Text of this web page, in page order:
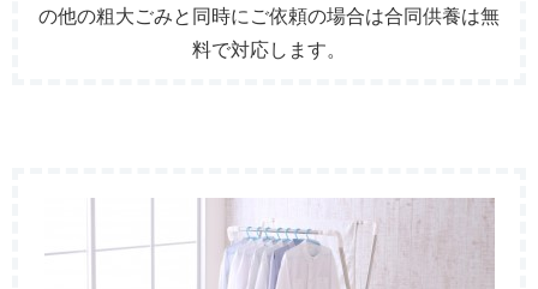
の他の粗大ごみと同時にご依頼の場合は合同供養は無
料で対応します。